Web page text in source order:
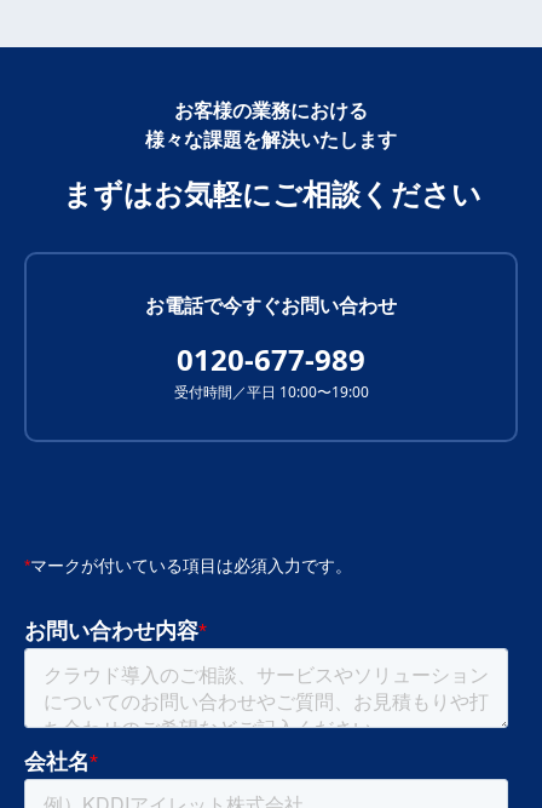
お客様の業務における
様々な課題を解決いたします
まずはお気軽にご相談ください
お電話で今すぐお問い合わせ
0120-677-989
受付時間／平日 10:00〜19:00